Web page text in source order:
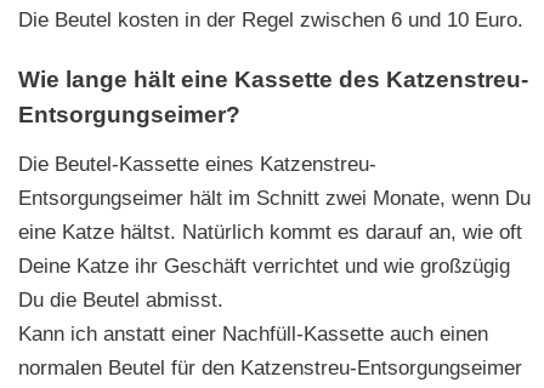
Die Beutel kosten in der Regel zwischen 6 und 10 Euro.
Wie lange hält eine Kassette des Katzenstreu-
Entsorgungseimer?
Die Beutel-Kassette eines Katzenstreu-
Entsorgungseimer hält im Schnitt zwei Monate, wenn Du
eine Katze hältst. Natürlich kommt es darauf an, wie oft
Deine Katze ihr Geschäft verrichtet und wie großzügig
Du die Beutel abmisst.
Kann ich anstatt einer Nachfüll-Kassette auch einen
normalen Beutel für den Katzenstreu-Entsorgungseimer